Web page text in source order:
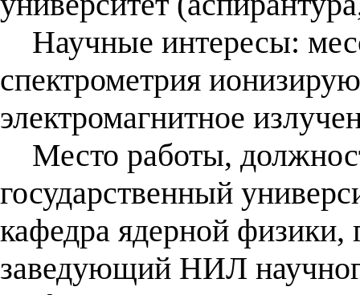
Научные интересы:
спектрометрия
электромагнитное
Место работы,
государственный
кафедра ядерной физики,
заведующий НИЛ